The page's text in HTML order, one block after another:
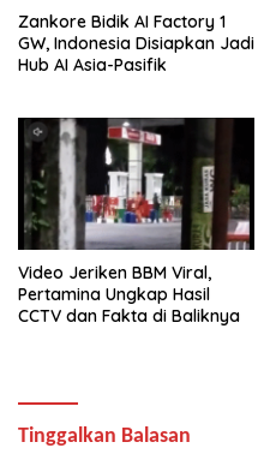
Zankore Bidik AI Factory 1
GW, Indonesia Disiapkan Jadi
Hub AI Asia-Pasifik
Video Jeriken BBM Viral,
Pertamina Ungkap Hasil
CCTV dan Fakta di Baliknya
Tinggalkan Balasan